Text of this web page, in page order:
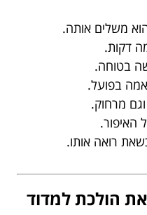
משלים אותה.
דקות.
בטוחה.
בפועל.
מרחוק.
האיפור.
רואה אותו.
הולכת למדוד